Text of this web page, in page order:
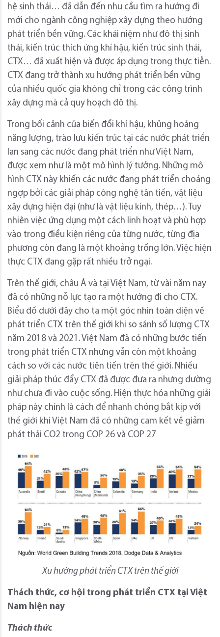
hệ sinh thái… đã dẫn đến nhu cầu tìm ra hướng đi
mới cho ngành công nghiệp xây dựng theo hướng
phát triển bền vững. Các khái niệm như đô thị sinh
thái, kiến trúc thích ứng khí hậu, kiến trúc sinh thái,
CTX… đã xuất hiện và được áp dụng trong thực tiễn.
CTX đang trở thành xu hướng phát triển bền vững
của nhiều quốc gia không chỉ trong các công trình
xây dựng mà cả quy hoạch đô thị.
Trong bối cảnh của biến đổi khí hậu, khủng hoảng
năng lượng, trào lưu kiến trúc tại các nước phát triển
lan sang các nước đang phát triển như Việt Nam,
được xem như là một mô hình lý tưởng. Những mô
hình CTX này khiến các nước đang phát triển choáng
ngợp bởi các giải pháp công nghệ tân tiến, vật liệu
xây dựng hiện đại (như là vật liệu kính, thép…). Tuy
nhiên việc ứng dụng một cách linh hoạt và phù hợp
vào trong điều kiện riêng của từng nước, từng địa
phương còn đang là một khoảng trống lớn. Việc hiện
thực CTX đang gặp rất nhiều trở ngại.
Trên thế giới, châu Á và tại Việt Nam, từ vài năm nay
đã có những nỗ lực tạo ra một hướng đi cho CTX.
Biểu đồ dưới đây cho ta một góc nhìn toàn diện về
phát triển CTX trên thế giới khi so sánh số lượng CTX
năm 2018 và 2021. Việt Nam đã có những bước tiến
trong phát triển CTX nhưng vẫn còn một khoảng
cách so với các nước tiên tiến trên thế giới. Nhiều
giải pháp thúc đẩy CTX đã được đưa ra nhưng dường
như chưa đi vào cuộc sống. Hiện thực hóa những giải
pháp này chính là cách để nhanh chóng bắt kịp với
thế giới khi Việt Nam đã có những cam kết về giảm
phát thải CO2 trong COP 26 và COP 27
Xu hướng phát triển CTX trên thế giới
Thách thức, cơ hội trong phát triển CTX tại Việt
Nam hiện nay
Thách thức